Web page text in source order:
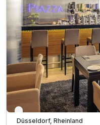
Verfügbar bis Dezember
Düsseldorf, Rheinland